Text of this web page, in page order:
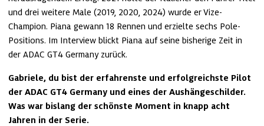
und drei weitere Male (2019, 2020, 2024) wurde er Vize-
Champion. Piana gewann 18 Rennen und erzielte sechs Pole-
Positions. Im Interview blickt Piana auf seine bisherige Zeit in
der ADAC GT4 Germany zurück.
Gabriele, du bist der erfahrenste und erfolgreichste Pilot
der ADAC GT4 Germany und eines der Aushängeschilder.
Was war bislang der schönste Moment in knapp acht
Jahren in der Serie.